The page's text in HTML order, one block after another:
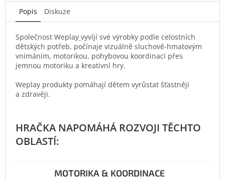
Popis Diskuze
Společnost Weplay vyvíjí své výrobky podle celostních
dětských potřeb, počínaje vizuálně sluchově-hmatovým
vnímáním, motorikou, pohybovou koordinací přes
jemnou motoriku a kreativní hry.
Weplay produkty pomáhají dětem vyrůstat šťastněji
a zdravěji.
MOTORIKA & KOORDINACE